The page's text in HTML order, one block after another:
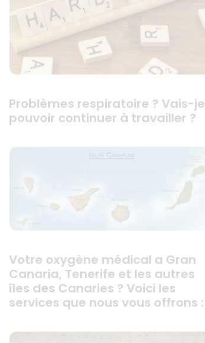
Problèmes respiratoire ? Vais-je
pouvoir continuer à travailler ?
Votre oxygène médical a Gran
Canaria, Tenerife et les autres
îles des Canaries ? Voici les
services que nous vous offrons :